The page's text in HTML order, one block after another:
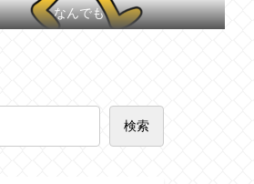
なんでも
検索